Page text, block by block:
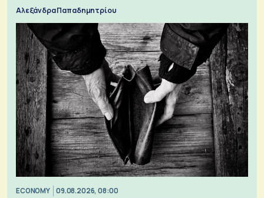
Αλεξάνδρα Παπαδημητρίου
ECONOMY 09.08.2026, 08:00